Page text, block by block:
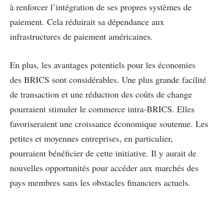
à renforcer l’intégration de ses propres systèmes de
paiement. Cela réduirait sa dépendance aux
infrastructures de paiement américaines.
En plus, les avantages potentiels pour les économies
des BRICS sont considérables. Une plus grande facilité
de transaction et une réduction des coûts de change
pourraient stimuler le commerce intra-BRICS. Elles
favoriseraient une croissance économique soutenue. Les
petites et moyennes entreprises, en particulier,
pourraient bénéficier de cette initiative. Il y aurait de
nouvelles opportunités pour accéder aux marchés des
pays membres sans les obstacles financiers actuels.